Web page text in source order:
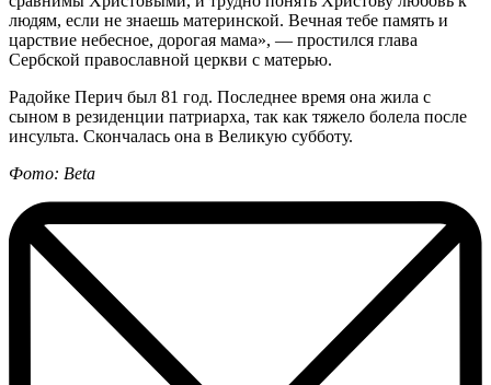
людям, если не знаешь материнской. Вечная тебе память и
царствие небесное, дорогая мама», — простился глава
Сербской православной церкви с матерью.
Радойке Перич был 81 год. Последнее время она жила с
сыном в резиденции патриарха, так как тяжело болела после
инсульта. Скончалась она в Великую субботу.
Фото: Beta